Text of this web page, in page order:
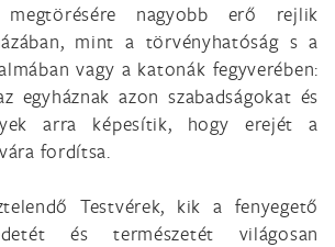
megtörésére nagyobb erő rejlik
mint a törvényhatóság s a
vagy a katonák fegyverében:
egyháznak azon szabadságokat és
arra képesítik, hogy erejét a
fordítsa.
Testvérek, kik a fenyegető
és természetét világosan